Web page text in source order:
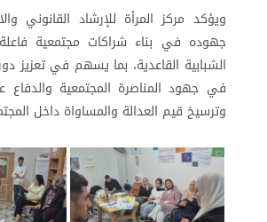
ويؤكد مركز المرأة للإرشاد القانوني
جهوده في بناء شراكات مجتمعية
الشبابية القاعدية، بما يسهم في تعزيز
في جهود المناصرة المجتمعية
وترسيخ قيم العدالة والمساواة داخل